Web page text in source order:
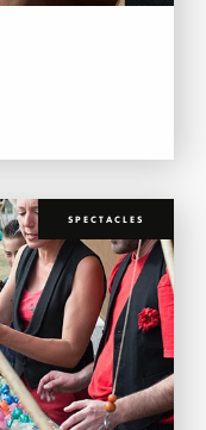
SPECTACLES